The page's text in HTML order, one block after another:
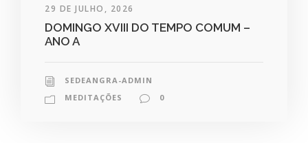
29 DE JULHO, 2026
DOMINGO XVIII DO TEMPO COMUM –
ANO A
SEDEANGRA-ADMIN
MEDITAÇÕES
0